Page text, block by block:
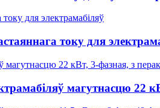
току для
магутнасцю 22